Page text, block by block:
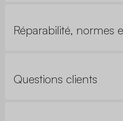
Réparabilité, normes
Questions clients